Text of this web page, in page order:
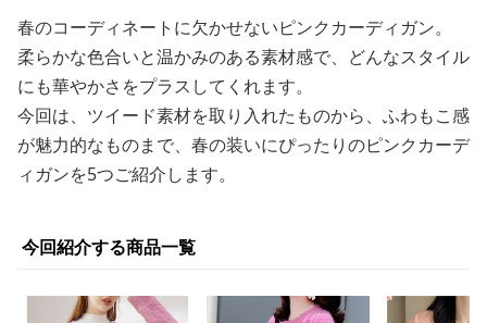
春のコーディネートに欠かせないピンクカーディガン。
柔らかな色合いと温かみのある素材感で、どんなスタイル
にも華やかさをプラスしてくれます。
今回は、ツイード素材を取り入れたものから、ふわもこ感
が魅力的なものまで、春の装いにぴったりのピンクカーデ
ィガンを5つご紹介します。
今回紹介する商品一覧